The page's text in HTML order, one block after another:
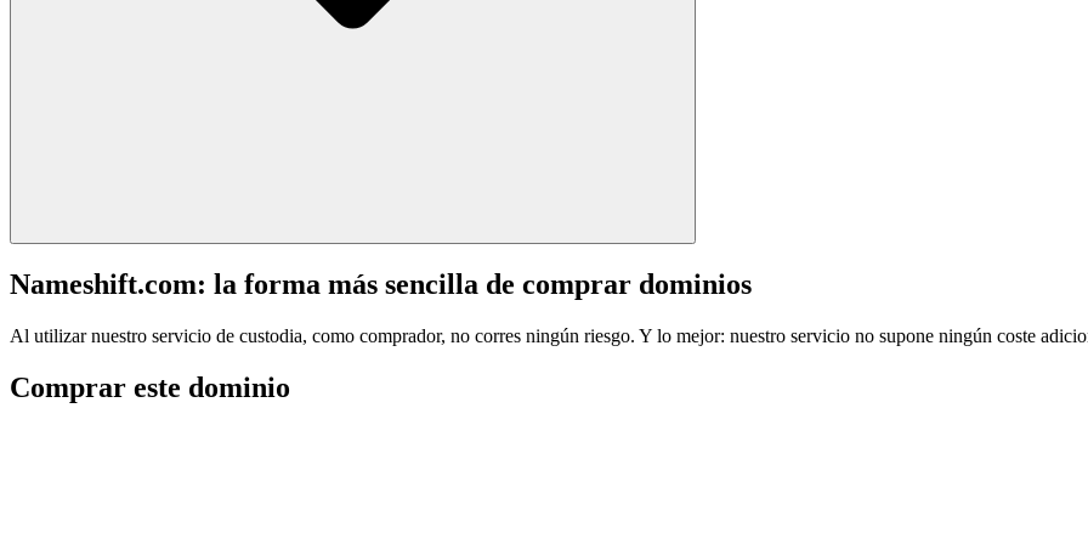
Nameshift.com: la forma más sencilla de comprar dominios
Al utilizar nuestro servicio de custodia, como comprador, no corres ningún riesgo. Y lo mejor: nuestro servicio no supone ningún coste
Comprar este dominio